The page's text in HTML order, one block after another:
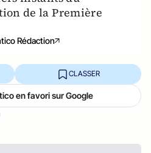
de la Première
Rédaction
CLASSER
en favori sur Google